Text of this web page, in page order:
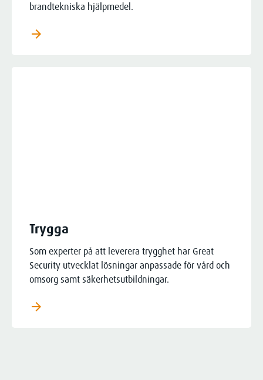
brandtekniska hjälpmedel.
arrow_forward
Trygga
Som experter på att leverera trygghet har Great
Security utvecklat lösningar anpassade för vård och
omsorg samt säkerhetsutbildningar.
arrow_forward